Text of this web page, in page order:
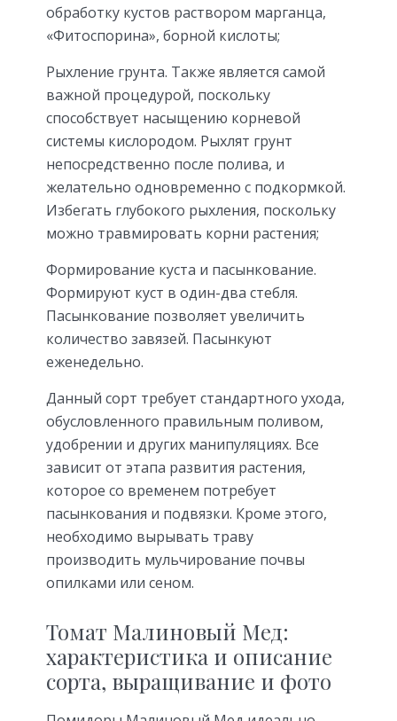
обработку кустов раствором марганца,
«Фитоспорина», борной кислоты;
Рыхление грунта. Также является самой
важной процедурой, поскольку
способствует насыщению корневой
системы кислородом. Рыхлят грунт
непосредственно после полива, и
желательно одновременно с подкормкой.
Избегать глубокого рыхления, поскольку
можно травмировать корни растения;
Формирование куста и пасынкование.
Формируют куст в один-два стебля.
Пасынкование позволяет увеличить
количество завязей. Пасынкуют
еженедельно.
Данный сорт требует стандартного ухода,
обусловленного правильным поливом,
удобрении и других манипуляциях. Все
зависит от этапа развития растения,
которое со временем потребует
пасынкования и подвязки. Кроме этого,
необходимо вырывать траву
производить мульчирование почвы
опилками или сеном.
Томат Малиновый Мед:
характеристика и описание
сорта, выращивание и фото